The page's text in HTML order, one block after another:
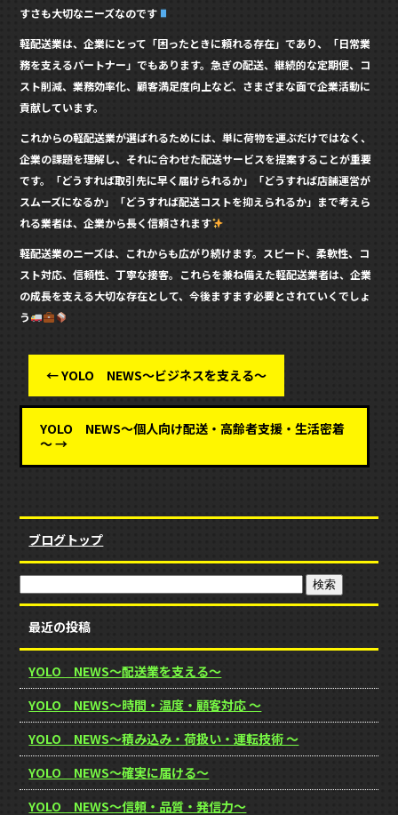
すさも大切なニーズなのです
軽配送業は、企業にとって「困ったときに頼れる存在」であり、「日常業
務を支えるパートナー」でもあります。急ぎの配送、継続的な定期便、コ
スト削減、業務効率化、顧客満足度向上など、さまざまな面で企業活動に
貢献しています。
これからの軽配送業が選ばれるためには、単に荷物を運ぶだけではなく、
企業の課題を理解し、それに合わせた配送サービスを提案することが重要
です。「どうすれば取引先に早く届けられるか」「どうすれば店舗運営が
スムーズになるか」「どうすれば配送コストを抑えられるか」まで考えら
れる業者は、企業から長く信頼されます
軽配送業のニーズは、これからも広がり続けます。スピード、柔軟性、コ
スト対応、信頼性、丁寧な接客。これらを兼ね備えた軽配送業者は、企業
の成長を支える大切な存在として、今後ますます必要とされていくでしょ
う
←YOLO NEWS～ビジネスを支える～
YOLO NEWS～個人向け配送・高齢者支援・生活密着
～→
ブログトップ
最近の投稿
YOLO NEWS～配送業を支える～
YOLO NEWS～時間・温度・顧客対応 ～
YOLO NEWS～積み込み・荷扱い・運転技術 ～
YOLO NEWS～確実に届ける～
YOLO NEWS～信頼・品質・発信力～